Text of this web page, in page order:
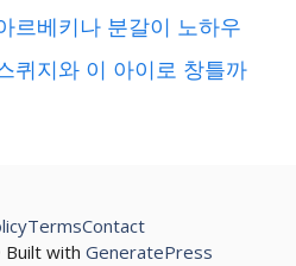
르베키나 분갈이 노하우
퀴지와 이 아이로 창틀까
with GeneratePress
TermsContact